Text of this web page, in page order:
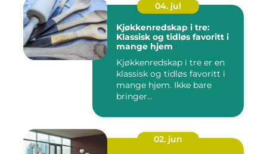
04. jul
Kjøkkenredskap i tre:
Klassisk og tidløs favoritt i
mange hjem
Kjøkkenredskap i tre er en
klassisk og tidløs favoritt i
mange hjem. Ikke bare
bringer...
02. jun